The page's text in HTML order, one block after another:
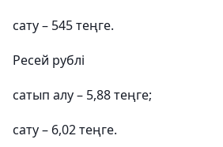
сату – 545 теңге.
Ресей рублі
сатып алу – 5,88 теңге;
сату – 6,02 теңге.